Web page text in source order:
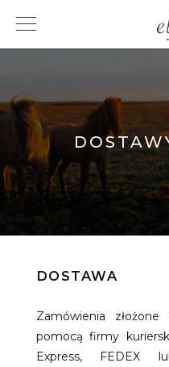
DOSTAWA
Zamówienia
pomocą firmy
Express, FEDEX